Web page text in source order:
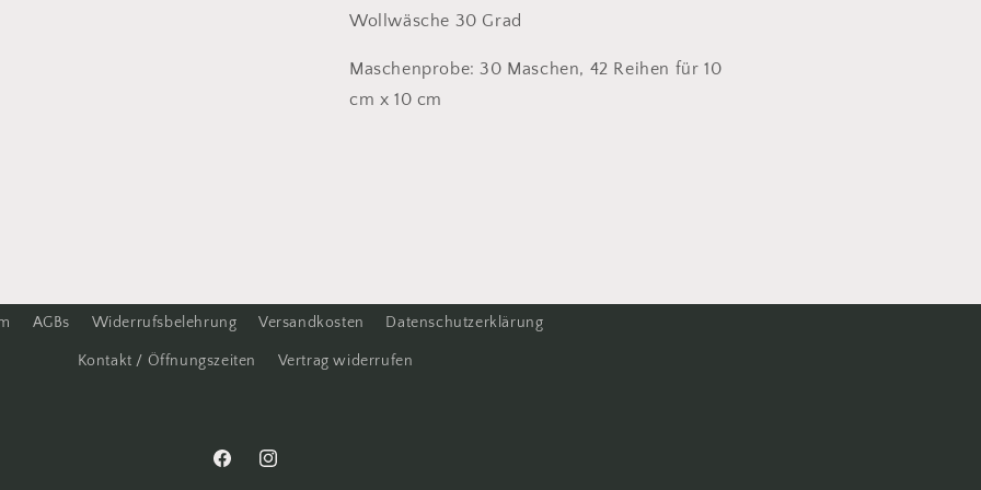
Wollwäsche 30 Grad
Maschenprobe: 30 Maschen, 42 Reihen für 10
cm x 10 cm
AGBs Widerrufsbelehrung Versandkosten Datenschutzerklärung
Kontakt / Öffnungszeiten Vertrag widerrufen
FacebookInstagram